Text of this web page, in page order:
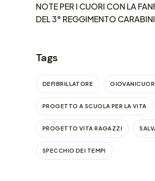
NOTE PER I CUORI CON LA
DEL 3° REGGIMENTO
Tags
DEFIBRILLATORE GIOVANICUORI
PROGETTO A SCUOLA PER LA VITA
PROGETTO VITA RAGAZZI
SPECCHIO DEI TEMPI